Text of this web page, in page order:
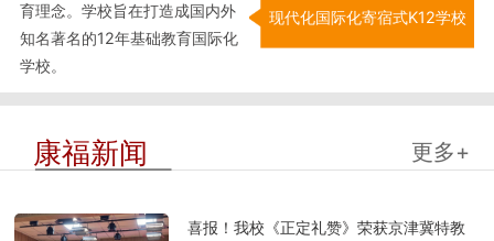
育理念。学校旨在打造成国内外
知名著名的12年基础教育国际化
学校。
现代化国际化寄宿式K12学校
康福新闻 更多+
喜报！我校《正定礼赞》荣获京津冀特教